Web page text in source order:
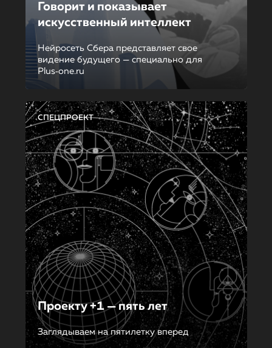
Говорит и показывает
искусственный интеллект
Нейросеть Сбера представляет свое
видение будущего — специально для
Plus‑one.ru
СПЕЦПРОЕКТ
Проекту +1 — пять лет
Заглядываем на пятилетку вперед